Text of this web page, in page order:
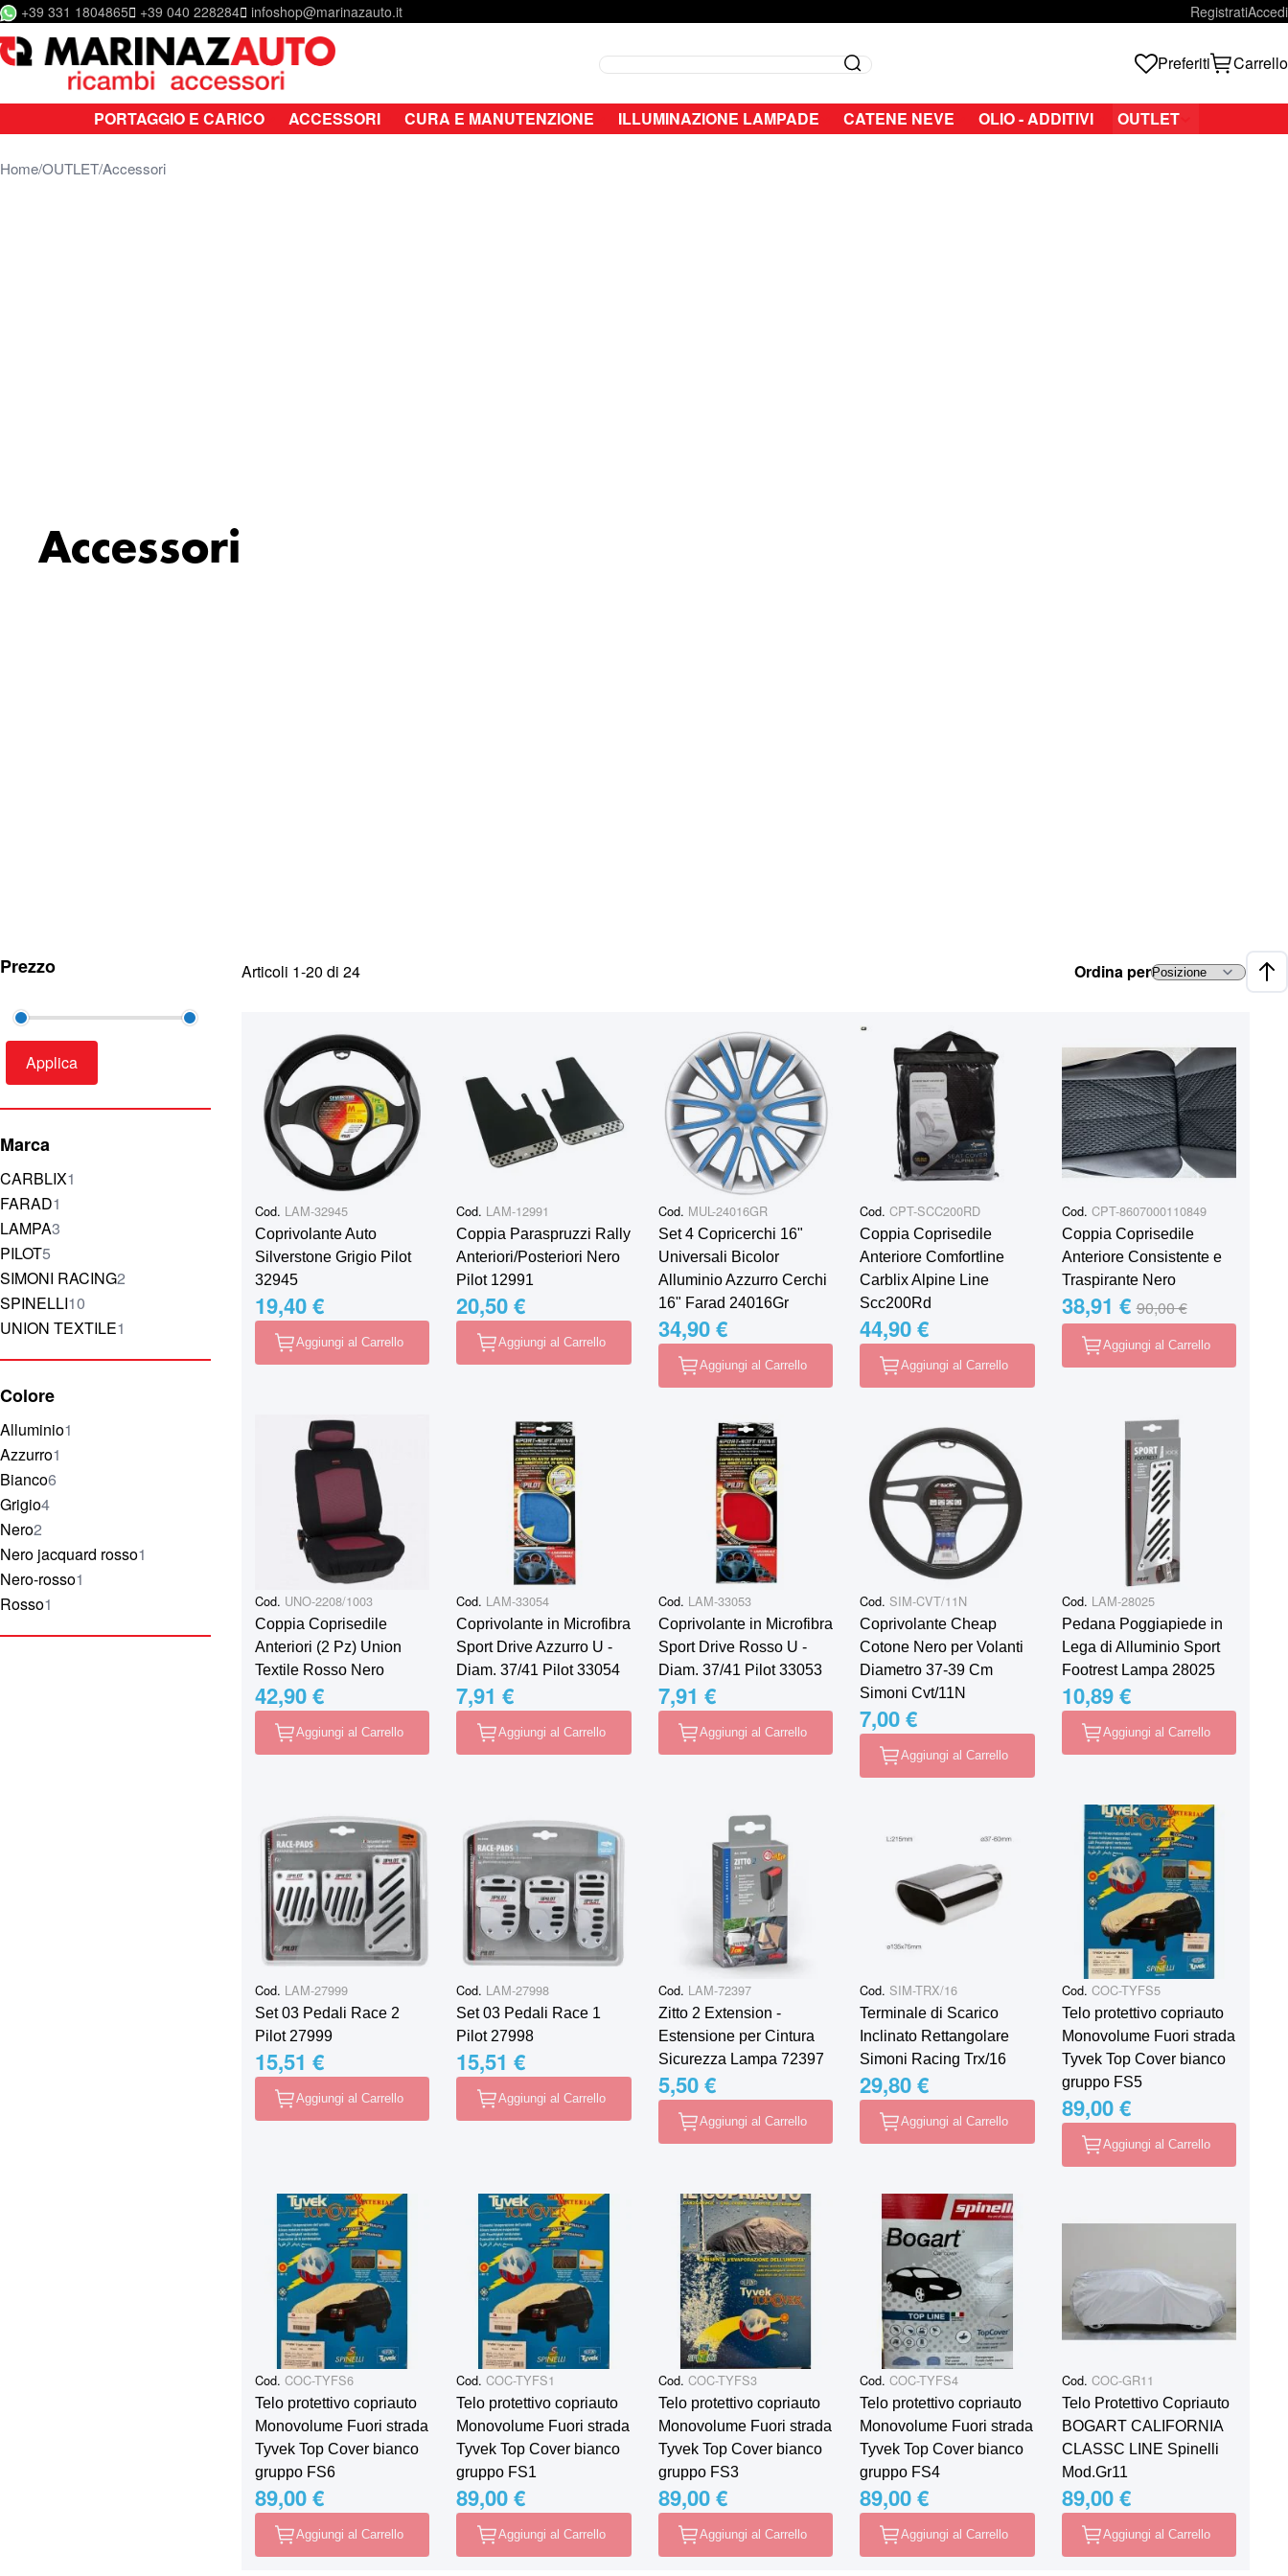
Salta al contenuto
+39 331 1804865 +39 040 228284 infoshop@marinazauto.it RegistratiAccedi
Search Search Preferiti Carrello
PORTAGGIO E CARICO ACCESSORI CURA E MANUTENZIONE ILLUMINAZIONE LAMPADE CATENE NEVE OLIO - ADDITIVI OUTLET
HomeOUTLETAccessori
Accessori
Prezzo
Applica
Marca
CARBLIX1
elemento
FARAD1
elemento
LAMPA3
elementi
PILOT5
elementi
SIMONI RACING2
elementi
SPINELLI10
elementi
UNION TEXTILE1
elemento
Colore
Alluminio1
elemento
Azzurro1
elemento
Bianco6
elementi
Grigio4
elementi
Nero2
elementi
Nero jacquard rosso1
elemento
Nero-rosso1
elemento
Rosso1
elemento
Articoli 1-20 di 24
Ordina per
Cod. LAM-32945
Coprivolante Auto
Silverstone Grigio Pilot
32945
19,40 €
Aggiungi al Carrello
Cod. LAM-12991
Coppia Paraspruzzi Rally
Anteriori/Posteriori Nero
Pilot 12991
20,50 €
Aggiungi al Carrello
Cod. MUL-24016GR
Set 4 Copricerchi 16"
Universali Bicolor
Alluminio Azzurro Cerchi
16" Farad 24016Gr
34,90 €
Aggiungi al Carrello
Cod. CPT-SCC200RD
Coppia Coprisedile
Anteriore Comfortline
Carblix Alpine Line
Scc200Rd
44,90 €
Aggiungi al Carrello
Cod. CPT-8607000110849
Coppia Coprisedile
Anteriore Consistente e
Traspirante Nero
Special Price
38,91 € Regular Price
90,00 €
Aggiungi al Carrello
Cod. UNO-2208/1003
Coppia Coprisedile
Anteriori (2 Pz) Union
Textile Rosso Nero
42,90 €
Aggiungi al Carrello
Cod. LAM-33054
Coprivolante in Microfibra
Sport Drive Azzurro U -
Diam. 37/41 Pilot 33054
7,91 €
Aggiungi al Carrello
Cod. LAM-33053
Coprivolante in Microfibra
Sport Drive Rosso U -
Diam. 37/41 Pilot 33053
7,91 €
Aggiungi al Carrello
Cod. SIM-CVT/11N
Coprivolante Cheap
Cotone Nero per Volanti
Diametro 37-39 Cm
Simoni Cvt/11N
7,00 €
Aggiungi al Carrello
Cod. LAM-28025
Pedana Poggiapiede in
Lega di Alluminio Sport
Footrest Lampa 28025
10,89 €
Aggiungi al Carrello
Cod. LAM-27999
Set 03 Pedali Race 2
Pilot 27999
15,51 €
Aggiungi al Carrello
Cod. LAM-27998
Set 03 Pedali Race 1
Pilot 27998
15,51 €
Aggiungi al Carrello
Cod. LAM-72397
Zitto 2 Extension -
Estensione per Cintura
Sicurezza Lampa 72397
5,50 €
Aggiungi al Carrello
Cod. SIM-TRX/16
Terminale di Scarico
Inclinato Rettangolare
Simoni Racing Trx/16
29,80 €
Aggiungi al Carrello
Cod. COC-TYFS5
Telo protettivo copriauto
Monovolume Fuori strada
Tyvek Top Cover bianco
gruppo FS5
89,00 €
Aggiungi al Carrello
Cod. COC-TYFS6
Telo protettivo copriauto
Monovolume Fuori strada
Tyvek Top Cover bianco
gruppo FS6
89,00 €
Aggiungi al Carrello
Cod. COC-TYFS1
Telo protettivo copriauto
Monovolume Fuori strada
Tyvek Top Cover bianco
gruppo FS1
89,00 €
Aggiungi al Carrello
Cod. COC-TYFS3
Telo protettivo copriauto
Monovolume Fuori strada
Tyvek Top Cover bianco
gruppo FS3
89,00 €
Aggiungi al Carrello
Cod. COC-TYFS4
Telo protettivo copriauto
Monovolume Fuori strada
Tyvek Top Cover bianco
gruppo FS4
89,00 €
Aggiungi al Carrello
Cod. COC-GR11
Telo Protettivo Copriauto
BOGART CALIFORNIA
CLASSC LINE Spinelli
Mod.Gr11
89,00 €
Aggiungi al Carrello